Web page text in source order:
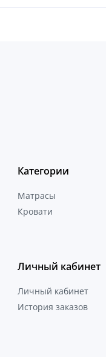
Категории
Матрасы
Кровати
Личный кабинет
Личный кабинет
История заказов